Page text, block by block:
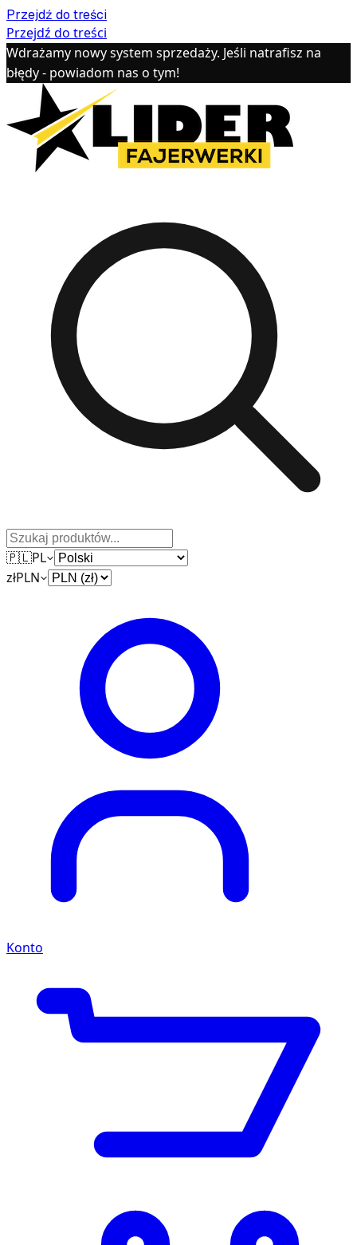
Przejdź do treści
Przejdź do treści
Wdrażamy nowy system sprzedaży. Jeśli natrafisz na
błędy - powiadom nas o tym!
🇵🇱PL
złPLN
Konto